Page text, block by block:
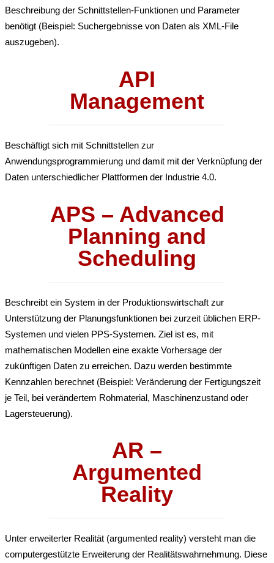
Beschreibung der Schnittstellen-Funktionen und Parameter
benötigt (Beispiel: Suchergebnisse von Daten als XML-File
auszugeben).
API
Management
Beschäftigt sich mit Schnittstellen zur
Anwendungsprogrammierung und damit mit der Verknüpfung der
Daten unterschiedlicher Plattformen der Industrie 4.0.
APS – Advanced
Planning and
Scheduling
Beschreibt ein System in der Produktionswirtschaft zur
Unterstützung der Planungsfunktionen bei zurzeit üblichen ERP-
Systemen und vielen PPS-Systemen. Ziel ist es, mit
mathematischen Modellen eine exakte Vorhersage der
zukünftigen Daten zu erreichen. Dazu werden bestimmte
Kennzahlen berechnet (Beispiel: Veränderung der Fertigungszeit
je Teil, bei verändertem Rohmaterial, Maschinenzustand oder
Lagersteuerung).
AR –
Argumented
Reality
Unter erweiterter Realität (argumented reality) versteht man die
computergestützte Erweiterung der Realitätswahrnehmung. Diese